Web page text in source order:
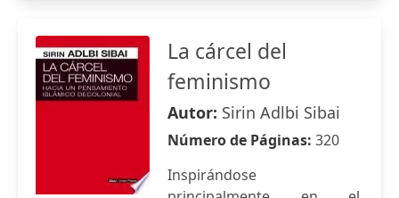
La cárcel del
feminismo
Autor: Sirin Adlbi Sibai
Número de Páginas: 320
Inspirándose